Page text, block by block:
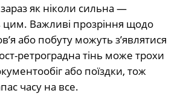
зараз як ніколи сильна —
цим. Важливі прозріння щодо
або побуту можуть з’являтися
ретроградна тінь може трохи
або поїздки, тож
часу на все.